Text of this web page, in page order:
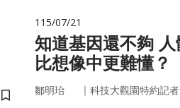
儲存書籤
115/07/21
知道基因還不夠 人體為什麼
比想像中更難懂？
鄒明珆 ｜ 科技大觀園特約記者